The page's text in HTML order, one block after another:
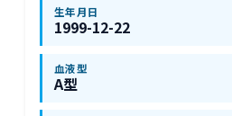
生年月日
1999-12-22
血液型
A型